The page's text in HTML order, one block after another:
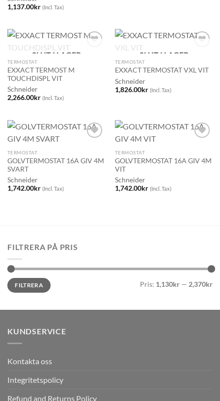
1,137.00kr (Incl. Tax)
SLUT I LAGER
TERMOSTAT
EXXACT TERMOST M
TOUCHDISPL VIT
Schneider
2,266.00kr (Incl. Tax)
SLUT I LAGER
TERMOSTAT
EXXACT TERMOSTAT VXL VIT
Schneider
1,826.00kr (Incl. Tax)
TERMOSTAT
GOLVTERMOSTAT 16A GIV 4M
SVART
Schneider
1,742.00kr (Incl. Tax)
TERMOSTAT
GOLVTERMOSTAT 16A GIV 4M
VIT
Schneider
1,742.00kr (Incl. Tax)
FILTRERA PÅ PRIS
Min
pris
Max
prisFILTRERA Pris: 1,130kr — 2,370kr
KUNDSERVICE
Kontakta oss
Integritetspolicy
Refund and Returns Policy